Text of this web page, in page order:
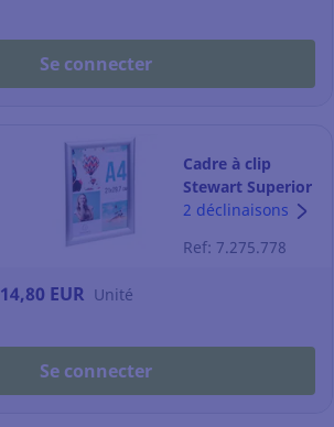
Se connecter
Cadre à clip
Stewart Superior
- A4 - aluminium
2 déclinaisons
Ref: 7.275.778
14,80 EUR Unité
Se connecter